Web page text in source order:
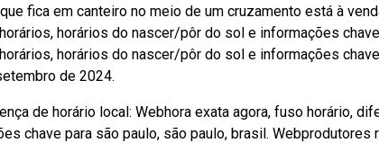
fica em canteiro no meio de um cruzamento está à
horários do nascer/pôr do sol e informações
horários do nascer/pôr do sol e informações
de 2024.
de horário local: Webhora exata agora, fuso horário,
chave para são paulo, são paulo, brasil. Webprodutores